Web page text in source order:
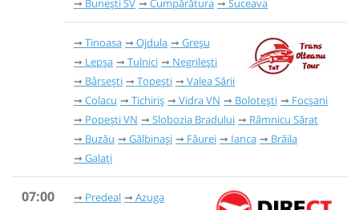
Bunești SV
Cumpărătura Suceava
Tinoasa Ojdula
Greșu
Lepșa
Tulnici
Negrilești
Bârsești
Topești
Valea Sării
Colacu
Tichiriș Vidra VN Bolotești
Focșani
Popești VN
Slobozia Bradului
Râmnicu Sărat
Buzău
Gălbinași Făurei Ianca
Brăila
Galați
07:00 Predeal
Azuga